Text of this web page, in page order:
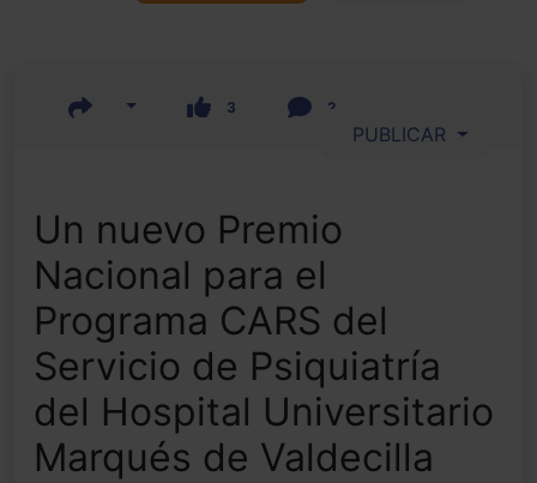
3 2
PUBLICAR
Un nuevo Premio
Nacional para el
Programa CARS del
Servicio de Psiquiatría
del Hospital Universitario
Marqués de Valdecilla